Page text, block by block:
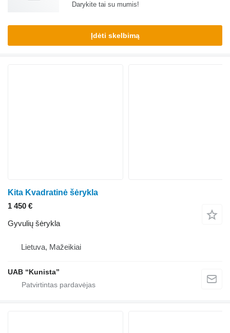
Darykite tai su mumis!
Įdėti skelbimą
Kita Kvadratinė šėrykla
1 450 €
Gyvulių šėrykla
Lietuva, Mažeikiai
UAB “Kunista”